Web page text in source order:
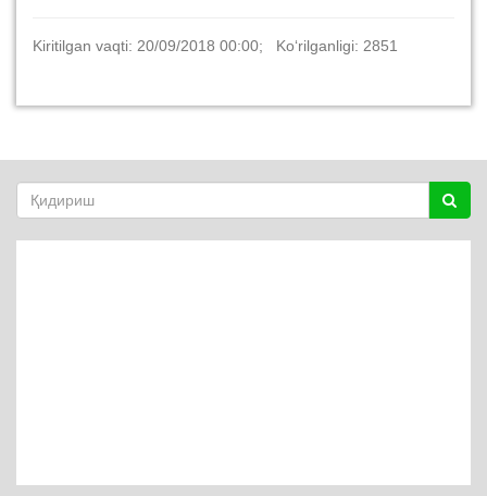
Kiritilgan vaqti: 20/09/2018 00:00; Ko‘rilganligi: 2851